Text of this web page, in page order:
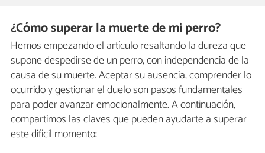
¿Cómo superar la muerte de mi perro?
Hemos empezando el artículo resaltando la dureza que
supone despedirse de un perro, con independencia de la
causa de su muerte. Aceptar su ausencia, comprender lo
ocurrido y gestionar el duelo son pasos fundamentales
para poder avanzar emocionalmente. A continuación,
compartimos las claves que pueden ayudarte a superar
este difícil momento: